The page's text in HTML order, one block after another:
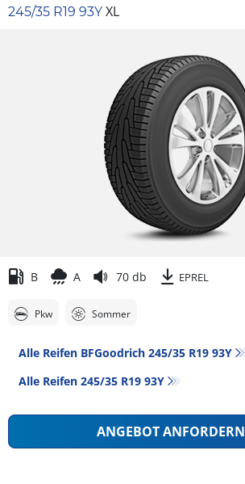
245/35 R19 93Y XL
B A 70 db EPREL
Pkw Sommer
Alle Reifen BFGoodrich 245/35 R19 93Y
Alle Reifen‎ 245/35 R19 93Y
ANGEBOT ANFORDERN